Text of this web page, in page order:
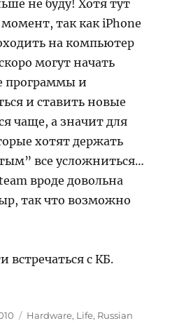
не буду! Хотя тут
так как iPhone
на компьютер
могут начать
программы и
и ставить новые
чаще, а значит для
хотят держать
все усложниться…
вроде довольна
так что возможно
встречаться с КБ.
Categories
Hardware, Life, Russian